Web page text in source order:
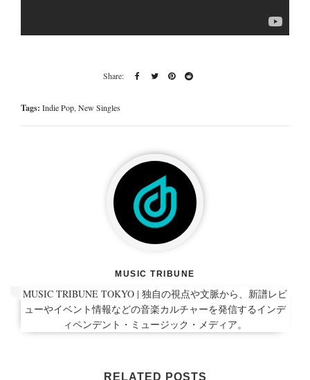
Tags: Indie Pop,New Singles
MUSIC TRIBUNE
MUSIC TRIBUNE TOKYO | 独自の視点や文脈から、新譜レビ
ューやイベント情報などの音楽カルチャーを発信するインデ
ィペンデント・ミュージック・メディア。
RELATED POSTS